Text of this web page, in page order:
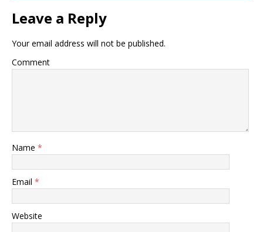
Leave a Reply
Your email address will not be published.
Comment
Name *
Email *
Website